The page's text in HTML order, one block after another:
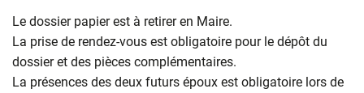
Le dossier papier est à retirer en Maire.
La prise de rendez-vous est obligatoire pour le dépôt du
dossier et des pièces complémentaires.
La présences des deux futurs époux est obligatoire lors de